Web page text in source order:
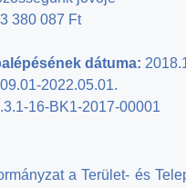
380 087 Ft
dátuma:
2022.05.01.
16-BK1-2017-00001
a Terület- és